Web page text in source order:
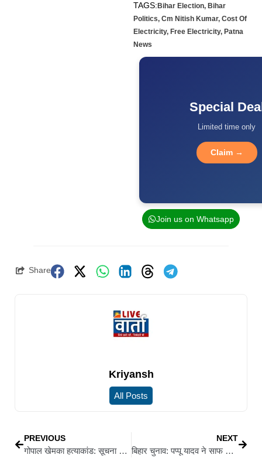
TAGS: Bihar Election, Bihar
Politics, Cm Nitish Kumar, Cost Of
Electricity, Free Electricity, Patna
News
Special
Limited time only
Claim →
Join us on Whatsapp
Share
Kriyansh
All Posts
PREVIOUS
गोपाल खेमका हत्याकांड: सूचना संकलन में चूक, गांधी मैदान थानेदार निलंबित, चार पुलिसकर्मियों को नोटिस
NEXT
बिहार चुनाव: पप्पू यादव ने साफ किया स्टैंड, कहा- मेरे नेता राहुल गांधी हैं, लड़ाई गुंडाराज से है…